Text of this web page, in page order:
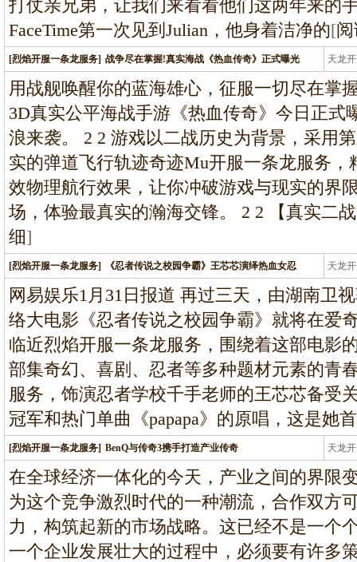
打仗亲兄弟，让我们来看看他们这两年来的
FaceTime第一次见到Julian，他身着洁净的[
[烈焰开服一条龙服务] 战争尽在掌握!真实海战《热血传奇》正式曝光 天龙
龙
用战舰唤醒你的蓝海雄心，征服一切尽在掌
3D真实公平海战手游《热血传奇》今日正式
浪来袭。 2 2 游戏以二战历史为背景，采用
实的弹道飞行轨迹奇迹Mu开服一条龙服务
效物理航行效果，让你冲破游戏与现实的界
场，体验最真实的瀚海交锋。 2 2 【真实二
细]
[烈焰开服一条龙服务] 《忍者传说之校园争霸》王芯芯演绎热血女忍 天龙
龙
网易娱乐1月31日报道 再过三天，由湖南卫
络大电影《忍者传说之校园争霸》就将在爱
临近烈焰开服一条龙服务，围绕着这部电影
部集奇幻、喜剧、忍者等多种题材元素的青
服务，饰演忍者学校千手老师的王芯芯备受
冠军和热门单曲《papapa》的原唱，这是她
[烈焰开服一条龙服务] BenQ与传奇3携手打造产业传奇 天龙
龙
在全球经济一体化的今天，产业之间的界限
为这个竞争激烈时代的一种潮流，合作双方
力，构筑起新的市场战略。这已经不是一个
一个企业发展壮大的过程中，必须要有许多